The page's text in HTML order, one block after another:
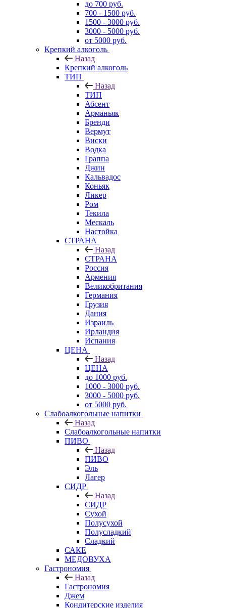
до 700 руб.
700 - 1500 руб.
1500 - 3000 руб.
3000 - 5000 руб.
от 5000 руб.
Крепкий алкоголь
Назад
Крепкий алкоголь
ТИП
Назад
ТИП
Абсент
Арманьяк
Бренди
Вермут
Виски
Водка
Граппа
Джин
Кальвадос
Коньяк
Ликер
Ром
Текила
Мескаль
Настойка
СТРАНА
Назад
СТРАНА
Россия
Армения
Великобритания
Германия
Грузия
Дания
Израиль
Ирландия
Испания
ЦЕНА
Назад
ЦЕНА
до 1000 руб.
1000 - 3000 руб.
3000 - 5000 руб.
от 5000 руб.
Слабоалкогольные напитки
Назад
Слабоалкогольные напитки
ПИВО
Назад
ПИВО
Эль
Лагер
СИДР
Назад
СИДР
Сухой
Полусухой
Полусладкий
Сладкий
САКЕ
МЕДОВУХА
Гастрономия
Назад
Гастрономия
Джем
Кондитерские изделия